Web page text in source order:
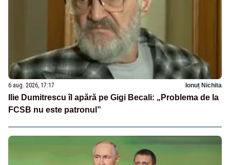
6 aug. 2026, 17:17 Ionuț Nichita
Ilie Dumitrescu îl apără pe Gigi Becali: „Problema de la
FCSB nu este patronul”